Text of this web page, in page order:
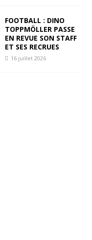
FOOTBALL : DINO
TOPPMÖLLER PASSE
EN REVUE SON STAFF
ET SES RECRUES
16 juillet 2026